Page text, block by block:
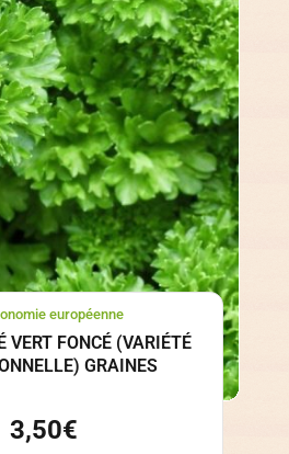
européenne
VERT FONCÉ (VARIÉTÉ
GRAINES
3,50€